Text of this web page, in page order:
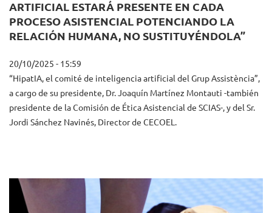
ARTIFICIAL ESTARÁ PRESENTE EN CADA
PROCESO ASISTENCIAL POTENCIANDO LA
RELACIÓN HUMANA, NO SUSTITUYÉNDOLA”
20/10/2025 - 15:59
“HipatIA, el comité de inteligencia artificial del Grup Assistència”,
a cargo de su presidente, Dr. Joaquín Martínez Montauti -también
presidente de la Comisión de Ética Asistencial de SCIAS-, y del Sr.
Jordi Sánchez Navinés, Director de CECOEL.